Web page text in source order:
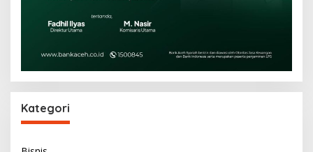
Kategori